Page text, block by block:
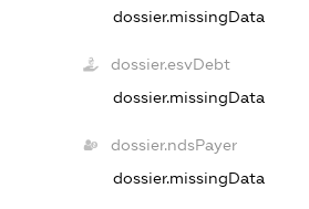
dossier.missingData
dossier.esvDebt
dossier.missingData
dossier.ndsPayer
dossier.missingData